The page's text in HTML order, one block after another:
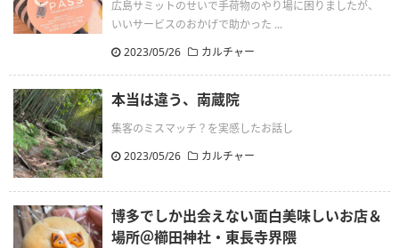
広島サミットのせいで手荷物のやり場に困りましたが、
いいサービスのおかげで助かった ...
2023/05/26
カルチャー
本当は違う、南蔵院
集客のミスマッチ？を実感したお話し
2023/05/26
カルチャー
博多でしか出会えない面白美味しいお店＆
場所＠櫛田神社・東長寺界隈